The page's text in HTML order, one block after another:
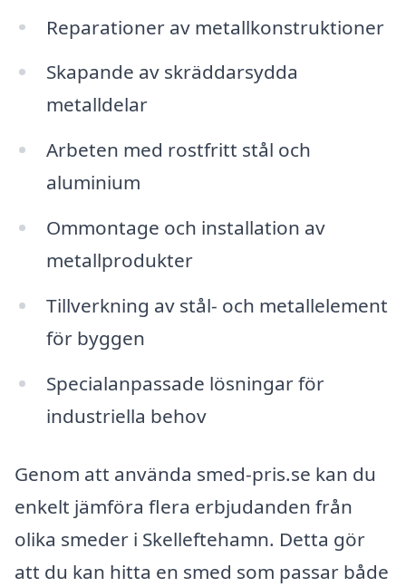
Reparationer av metallkonstruktioner
Skapande av skräddarsydda
metalldelar
Arbeten med rostfritt stål och
aluminium
Ommontage och installation av
metallprodukter
Tillverkning av stål- och metallelement
för byggen
Specialanpassade lösningar för
industriella behov
Genom att använda smed-pris.se kan du
enkelt jämföra flera erbjudanden från
olika smeder i Skelleftehamn. Detta gör
att du kan hitta en smed som passar både